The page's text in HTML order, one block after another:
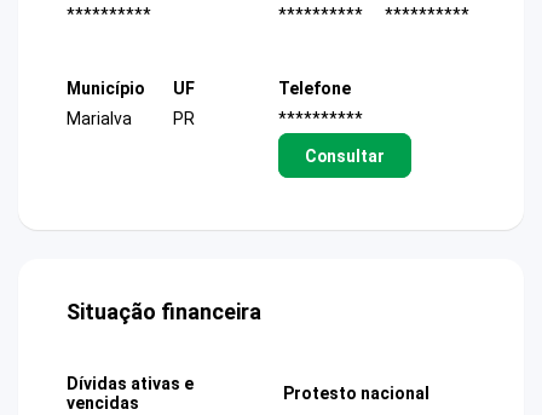
**********
**********
**********
Município
Marialva
UF
PR
Telefone
**********
Consultar
Situação financeira
Dívidas ativas e
vencidas
Protesto nacional